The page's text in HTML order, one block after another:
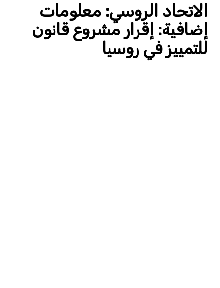
الاتحاد الروسي: معلومات
إضافية: إقرار مشروع قانون
للتمييز في روسيا